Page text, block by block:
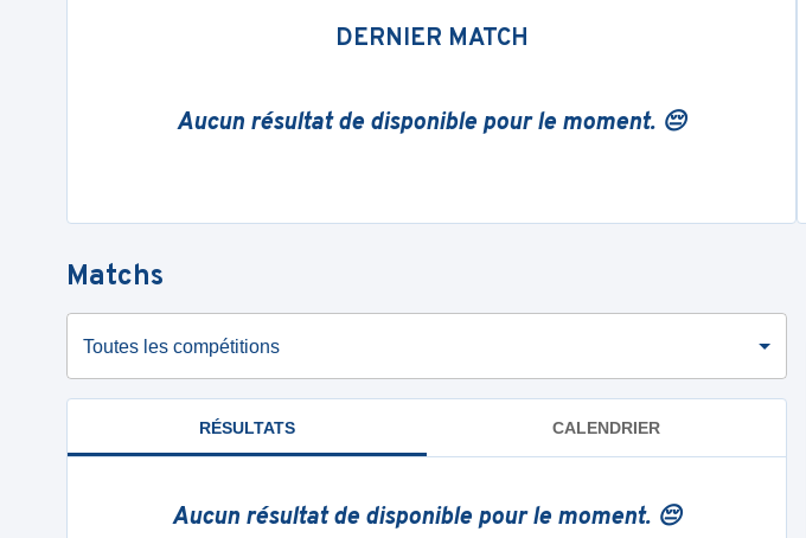
DERNIER MATCH
Aucun résultat de disponible pour le moment. 😔
Matchs
Toutes les compétitions
RÉSULTATS CALENDRIER
Aucun résultat de disponible pour le moment. 😔